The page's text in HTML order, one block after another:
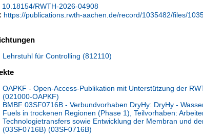
10.18154/RWTH-2026-04908
https://publications.rwth-aachen.de/record/1035482/files/
Lehrstuhl für Controlling (812110)
OAPKF - Open-Access-Publikation mit Unterstützung der
(021000-OAPKF)
BMBF 03SF0716B - Verbundvorhaben DryHy: DryHy -
Fuels in trockenen Regionen (Phase 1), Teilvorhaben:
Technologietransfers sowie Entwicklung der Membran und
(03SF0716B) (03SF0716B)